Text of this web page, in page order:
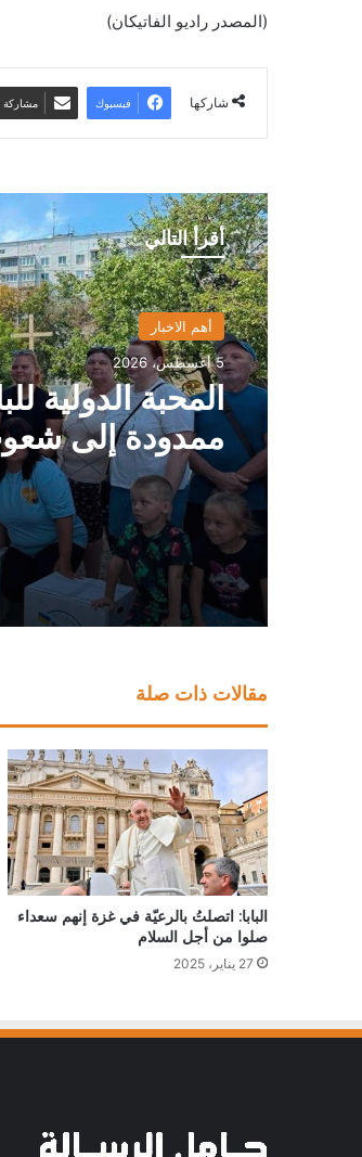
(المصدر راديو الفاتيكان)
شاركها فيسبوك مشاركة
أقرأ التالي
أهم الاخبار
5 أغسطس، 2026
المحبة الدولية
ممدودة إلى
مقالات ذات صلة
البابا: اتصلتُ بالرعيّة في غزة إنهم سعداء
صلوا من أجل السلام
27 يناير، 2025